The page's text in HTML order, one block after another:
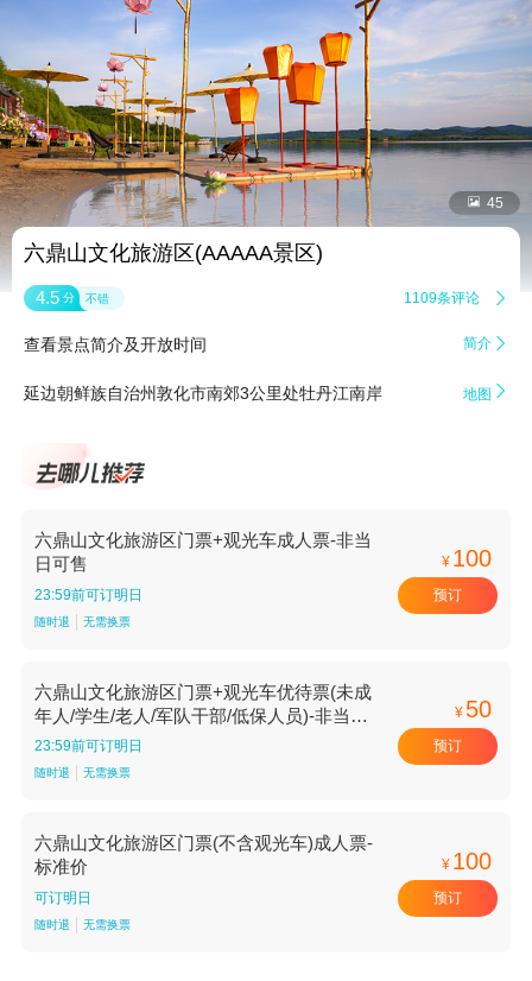
 45
六鼎山文化旅游区(AAAAA景区)
4.5 分 不错 1109条评论 
查看景点简介及开放时间 简介 
延边朝鲜族自治州敦化市南郊3公里处牡丹江南岸 地图 
六鼎山文化旅游区门票+观光车成人票-非当
日可售
23:59前可订明日
随时退 无需换票
¥ 100
预订
六鼎山文化旅游区门票+观光车优待票(未成
年人/学生/老人/军队干部/低保人员)-非当日
可售
23:59前可订明日
随时退 无需换票
¥ 50
预订
六鼎山文化旅游区门票(不含观光车)成人票-
标准价
可订明日
随时退 无需换票
¥ 100
预订